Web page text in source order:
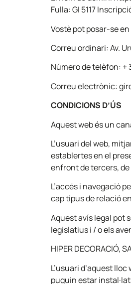
Fulla: GI 5117
Vostè pot posar-se
Correu ordinari: Av.
Número de telèfon: +
Correu electrònic:
CONDICIONS D’ÚS
Aquest web és un
L’usuari del web,
establertes en el
enfront de tercers,
L’accés i navegació
cap tipus de relació
Aquest avís legal pot
legislatius i / o els
HIPER DECORACIÓ,
L’usuari d’aquest
puguin estar